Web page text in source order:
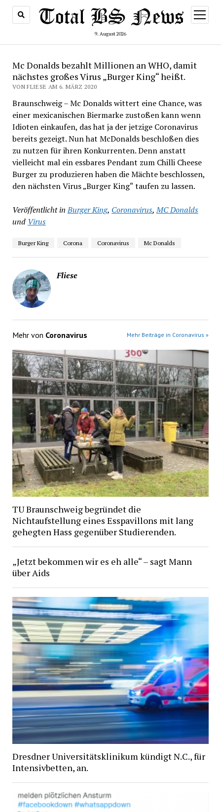
9. August 2026
Menü
öffnen
Mc Donalds bezahlt Millionen an WHO, damit
nächstes großes Virus „Burger King“ heißt.
VON FLIESE AM 6. MÄRZ 2020
Braunschweig – Mc Donalds wittert eine Chance, was
einer mexicanischen Biermarke zustoßen kann wenn
Idioten einkaufen, das hat ja der jetzige Coronavirus
bereits gezeigt. Nun hat McDonalds beschloßen dies
zu nutzen für ihren Konkurrenten. Denn anstatt
vielleicht mal ein essbares Pendant zum Chilli Cheese
Burger zu produzieren haben die Mächte beschlossen,
den nächsten Virus „Burger King“ taufen zu lassen.
Veröffentlicht in Burger King, Coronavirus,MC Donalds
und Virus
Burger King Corona Coronavirus Mc Donalds
Fliese
Mehr von Coronavirus Mehr Beiträge in Coronavirus »
TU Braunschweig begründet die
Nichtaufstellung eines Esspavillons mit lang
gehegten Hass gegenüber Studierenden.
„Jetzt bekommen wir es eh alle“ – sagt Mann
über Aids
Dresdner Universitätsklinikum kündigt N.C., für
Intensivbetten, an.